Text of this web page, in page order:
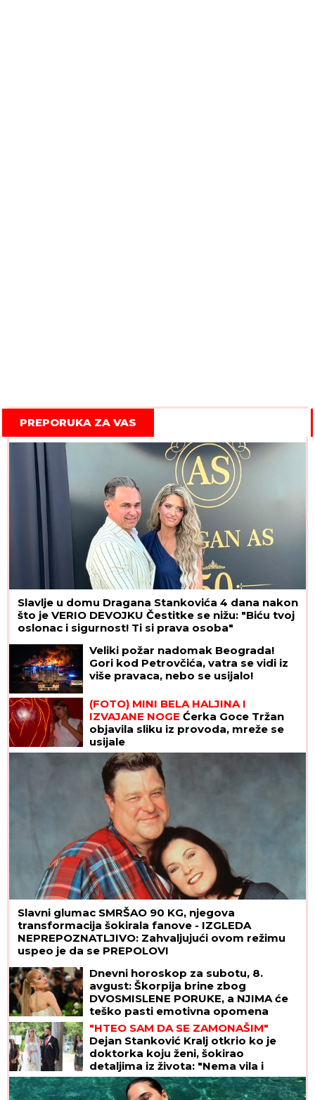
PREPORUKA ZA VAS
Slavlje u domu Dragana Stankovića 4 dana nakon
što je VERIO DEVOJKU Čestitke se nižu: "Biću tvoj
oslonac i sigurnost! Ti si prava osoba"
Veliki požar nadomak Beograda!
Gori kod Petrovčića, vatra se vidi iz
više pravaca, nebo se usijalo!
(FOTO) MINI BELA HALJINA I
IZVAJANE NOGE Ćerka Goce Tržan
objavila sliku iz provoda, mreže se
usijale
Slavni glumac SMRŠAO 90 KG, njegova
transformacija šokirala fanove - IZGLEDA
NEPREPOZNATLJIVO: Zahvaljujući ovom režimu
uspeo je da se PREPOLOVI
Dnevni horoskop za subotu, 8.
avgust: Škorpija brine zbog
DVOSMISLENE PORUKE, a NJIMA će
teško pasti emotivna opomena
"HTEO SAM DA SE ZAMONAŠIM"
Dejan Stanković Kralj otkrio ko je
doktorka koju ženi, šokirao
detaljima iz života: "Nema vila i
kamiona" (VIDEO)